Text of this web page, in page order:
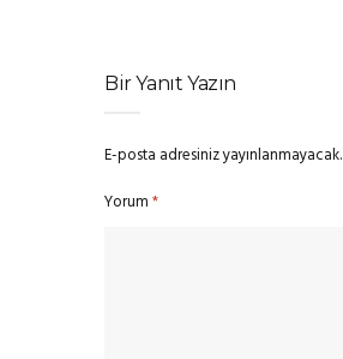
Bir Yanıt Yazın
E-posta adresiniz yayınlanmayacak.
Yorum*